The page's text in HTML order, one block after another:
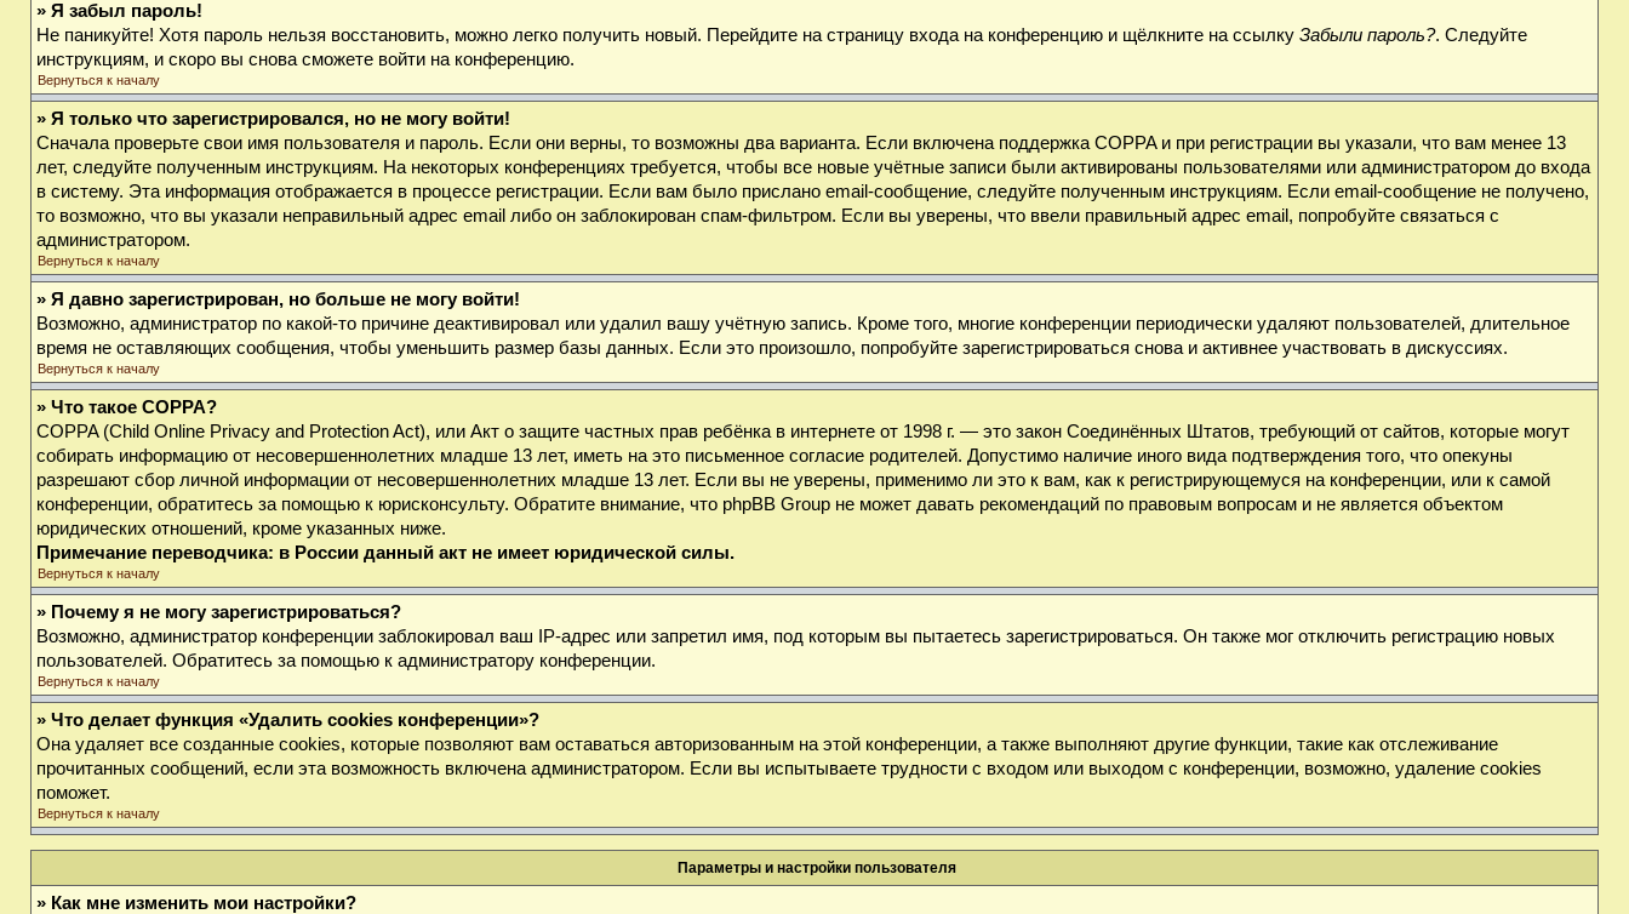
» Я забыл пароль!
Не паникуйте! Хотя пароль нельзя восстановить, можно легко получить новый. Перейдите на страницу входа на конференцию и щёлкните на ссылку Забыли пароль?. Следуйте
инструкциям, и скоро вы снова сможете войти на конференцию.
Вернуться к началу
» Я только что зарегистрировался, но не могу войти!
Сначала проверьте свои имя пользователя и пароль. Если они верны, то возможны два варианта. Если включена поддержка COPPA и при регистрации вы указали, что вам менее 13
лет, следуйте полученным инструкциям. На некоторых конференциях требуется, чтобы все новые учётные записи были активированы пользователями или администратором до входа
в систему. Эта информация отображается в процессе регистрации. Если вам было прислано email-сообщение, следуйте полученным инструкциям. Если email-сообщение не получено,
то возможно, что вы указали неправильный адрес email либо он заблокирован спам-фильтром. Если вы уверены, что ввели правильный адрес email, попробуйте связаться с
администратором.
Вернуться к началу
» Я давно зарегистрирован, но больше не могу войти!
Возможно, администратор по какой-то причине деактивировал или удалил вашу учётную запись. Кроме того, многие конференции периодически удаляют пользователей, длительное
время не оставляющих сообщения, чтобы уменьшить размер базы данных. Если это произошло, попробуйте зарегистрироваться снова и активнее участвовать в дискуссиях.
Вернуться к началу
» Что такое COPPA?
COPPA (Child Online Privacy and Protection Act), или Акт о защите частных прав ребёнка в интернете от 1998 г. — это закон Соединённых Штатов, требующий от сайтов, которые могут
собирать информацию от несовершеннолетних младше 13 лет, иметь на это письменное согласие родителей. Допустимо наличие иного вида подтверждения того, что опекуны
разрешают сбор личной информации от несовершеннолетних младше 13 лет. Если вы не уверены, применимо ли это к вам, как к регистрирующемуся на конференции, или к самой
конференции, обратитесь за помощью к юрисконсульту. Обратите внимание, что phpBB Group не может давать рекомендаций по правовым вопросам и не является объектом
юридических отношений, кроме указанных ниже.
Примечание переводчика: в России данный акт не имеет юридической силы.
Вернуться к началу
» Почему я не могу зарегистрироваться?
Возможно, администратор конференции заблокировал ваш IP-адрес или запретил имя, под которым вы пытаетесь зарегистрироваться. Он также мог отключить регистрацию новых
пользователей. Обратитесь за помощью к администратору конференции.
Вернуться к началу
» Что делает функция «Удалить cookies конференции»?
Она удаляет все созданные cookies, которые позволяют вам оставаться авторизованным на этой конференции, а также выполняют другие функции, такие как отслеживание
прочитанных сообщений, если эта возможность включена администратором. Если вы испытываете трудности с входом или выходом с конференции, возможно, удаление cookies
поможет.
Вернуться к началу
Параметры и настройки пользователя
» Как мне изменить мои настройки?